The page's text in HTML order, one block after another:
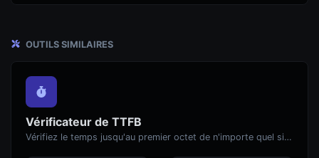
OUTILS SIMILAIRES
Vérificateur de TTFB
Vérifiez le temps jusqu'au premier octet de n'importe quel site web.